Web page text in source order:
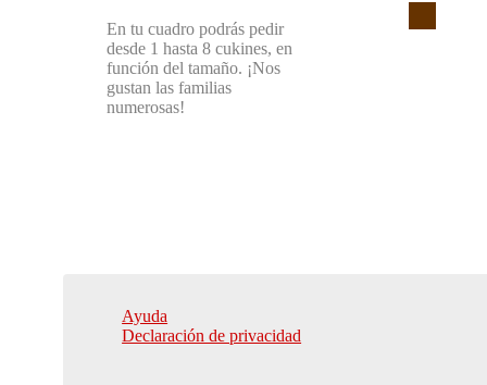
En tu cuadro podrás pedir
desde 1 hasta 8 cukines, en
función del tamaño. ¡Nos
gustan las familias
numerosas!
Ayuda
Declaración de privacidad